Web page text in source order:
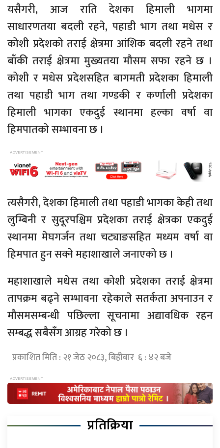
यसैगरी, आज राति देशका हिमाली भागमा
साधारणतया बदली रहने, पहाडी भाग तथा मधेस र
कोशी प्रदेशको तराई क्षेत्रमा आंशिक बदली रहने तथा
बाँकी तराई क्षेत्रमा मुख्यतया मौसम सफा रहने छ ।
कोशी र मधेस प्रदेशसहित बागमती प्रदेशका हिमाली
तथा पहाडी भाग तथा गण्डकी र कर्णाली प्रदेशका
हिमाली भागका एकदुई स्थानमा हल्का वर्षा वा
हिमपातको सम्भावना छ ।
त्यसैगरी, देशका हिमाली तथा पहाडी भागका केही तथा
लुम्बिनी र सुदूरपश्चिम प्रदेशका तराई क्षेत्रका एकदुई
स्थानमा मेघगर्जन तथा चट्याङसहित मध्यम वर्षा वा
हिमपात हुन सक्ने महाशाखाले जनाएको छ ।
महाशाखाले मधेस तथा कोशी प्रदेशका तराई क्षेत्रमा
तापक्रम बढ्ने सम्भावना रहेकाले सतर्कता अपनाउन र
मौसमसम्बन्धी पछिल्ला सूचनामा अद्यावधिक रहन
सम्बद्ध सबैसँग आग्रह गरेको छ ।
प्रकाशित मिति : २१ जेठ २०८३, बिहीबार ६ : ४२ बजे
प्रतिक्रिया